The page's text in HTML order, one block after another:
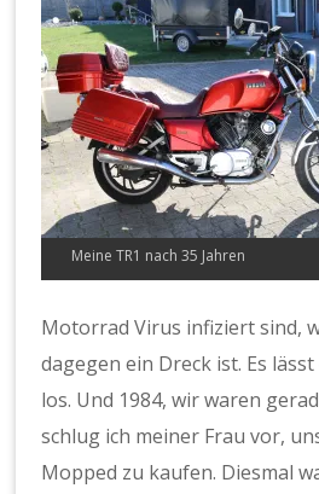
Meine TR1 nach 35 Jahren
Motorrad Virus infiziert sind,
dagegen ein Dreck ist. Es
los. Und 1984, wir waren
schlug ich meiner Frau vor,
Mopped zu kaufen. Diesmal